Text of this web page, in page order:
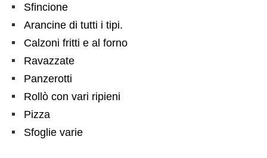
Sfincione
Arancine di tutti i tipi.
Calzoni fritti e al forno
Ravazzate
Panzerotti
Rollò con vari ripieni
Pizza
Sfoglie varie